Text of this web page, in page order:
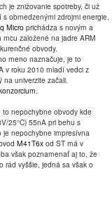
je znižovanie spotreby, či už
s obmedzenými zdrojmi energie.
Micro prichádza s novým a
mcu založené na jadre ARM
obvody.
meno naznačuje, je to
v roku 2010 mladí vedci z
na univerzite začali.
.
to nepochybne obvody kde
25°C) 55nA pri behu s
je nepochybne impresívna
M41T6x od ST má v
však poznamenať aj to, že
rád vyššie, jedná sa však o